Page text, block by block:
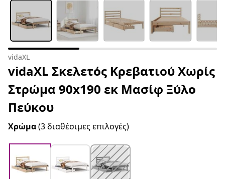
vidaXL
vidaXL Σκελετός Κρεβατιού Χωρίς
Στρώμα 90x190 εκ Μασίφ Ξύλο
Πεύκου
Χρώμα(3 διαθέσιμες επιλογές)